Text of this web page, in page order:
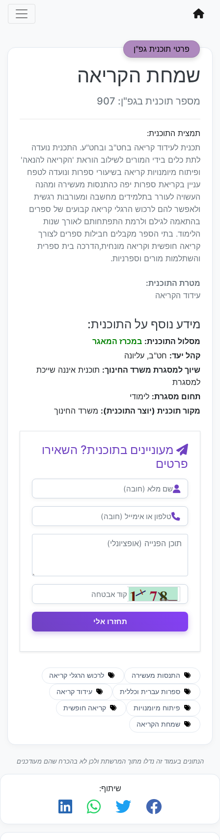
פרטי תוכנית גפ"ן
שמחת הקריאה
מספר תוכנית בגפ"ן: 907
תמצית התוכנית:
תכנית לעידוד קריאה בחט"ב ובחט"ע. התכנית נועדה
לתת כלים בידי המורים לשילוב הוראת 'הקריאה להנאה'
ופיתוח מיומנויות קריאה בשיעורי ספרות ונועדה לטפח
עניין בקריאת ספרות יפה כהתנסות מעשירה ומהנה
העשויה לעורר בתלמידים מחשבה ומעורבות רגשית
ולאפשר להם לרכוש הרגלי קריאה קבועים של ספרים
בהתאמה לגילם ולרמת התפתחותם לאורך שנות
הלימוד. בתי הספר מקבלים חבילות ספרים לצורך
קריאה חופשית וקריאה מונחית,הדרכה בית ספרית
והשתלמות מורים וספרניות.
מטרת התוכנית:
עידוד הקריאה
מידע נוסף על התוכנית:
מסלול התוכנית: במכרז המאגר
קהל יעד: חט"ב, עליונה
שיוך למסגרת משרד החינוך: תוכנית איננה שייכת
למסגרת
תחום מסגרת: לימודי
מקור תוכנית (יוצר התוכנית): משרד החינוך
מעוניינים בתוכנית? השאירו
פרטים
התנסות מעשירה לרכוש הרגלי קריאה
ספרות עברית וכללית עידוד קריאה
פיתוח מיומנויות קריאה חופשית
שמחת הקריאה
הנתונים בעמוד זה נדלו מתוך המרשתת ולכן לא בהכרח שהם מעודכנים
שיתוף: